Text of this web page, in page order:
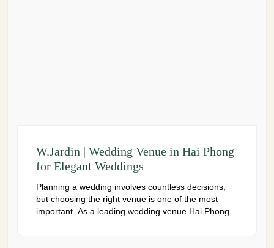
W.Jardin | Wedding Venue in Hai Phong
for Elegant Weddings
Planning a wedding involves countless decisions,
but choosing the right venue is one of the most
important. As a leading wedding venue Hai Phong,